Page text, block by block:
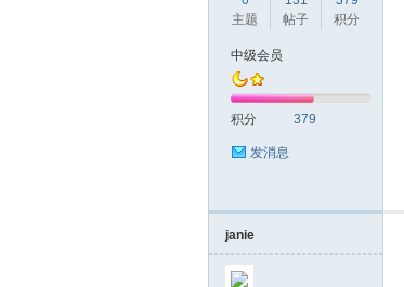
主题
帖子
积分
中级会员
积分 379
发消息
janie